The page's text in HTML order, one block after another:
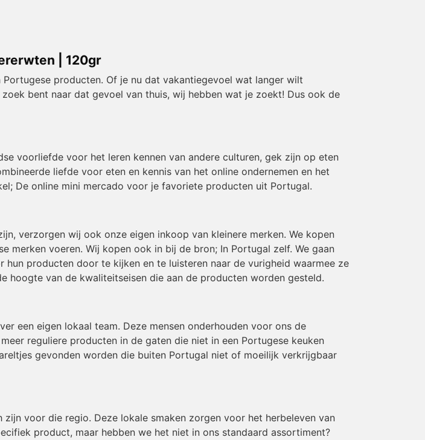
| 120gr
producten. Of je nu dat vakantiegevoel wat langer wilt
bent naar dat gevoel van thuis, wij hebben wat je zoekt! Dus ook de
voorliefde voor het leren kennen van andere culturen, gek zijn op eten
liefde voor eten en kennis van het online ondernemen en het
De online mini mercado voor je favoriete producten uit Portugal.
verzorgen wij ook onze eigen inkoop van kleinere merken. We kopen
merken voeren. Wij kopen ook in bij de bron; In Portugal zelf. We gaan
producten door te kijken en te luisteren naar de vurigheid waarmee ze
hoogte van de kwaliteitseisen die aan de producten worden gesteld.
een eigen lokaal team. Deze mensen onderhouden voor ons de
reguliere producten in de gaten die niet in een Portugese keuken
gevonden worden die buiten Portugal niet of moeilijk verkrijgbaar
voor die regio. Deze lokale smaken zorgen voor het herbeleven van
product, maar hebben we het niet in ons standaard assortiment?